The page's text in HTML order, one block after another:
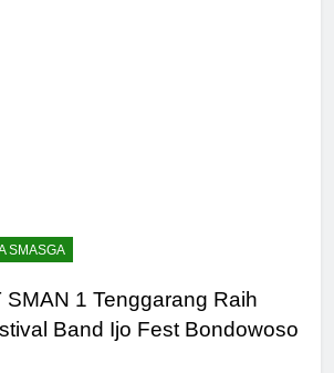
SMASGA
SMAN 1 Tenggarang Raih
Band Ijo Fest Bondowoso